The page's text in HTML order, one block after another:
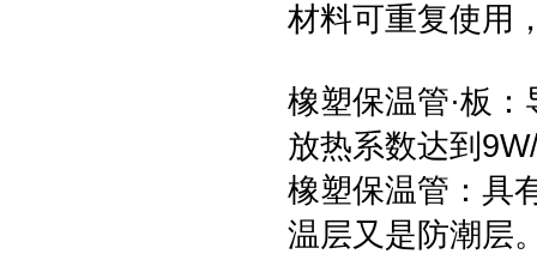
材料可重复使用
橡塑保温管·板
放热系数达到
橡塑保温管：具
温层又是防潮层